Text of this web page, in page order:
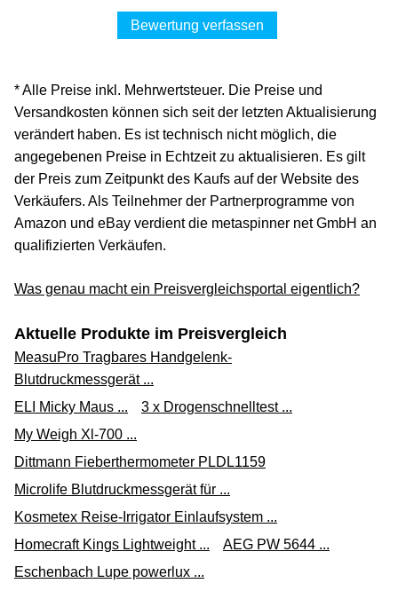
Bewertung verfassen
* Alle Preise inkl. Mehrwertsteuer. Die Preise und
Versandkosten können sich seit der letzten Aktualisierung
verändert haben. Es ist technisch nicht möglich, die
angegebenen Preise in Echtzeit zu aktualisieren. Es gilt
der Preis zum Zeitpunkt des Kaufs auf der Website des
Verkäufers. Als Teilnehmer der Partnerprogramme von
Amazon und eBay verdient die metaspinner net GmbH an
qualifizierten Verkäufen.
Was genau macht ein Preisvergleichsportal eigentlich?
Aktuelle Produkte im Preisvergleich
MeasuPro Tragbares Handgelenk-
Blutdruckmessgerät ...
ELI Micky Maus ...
3 x Drogenschnelltest ...
My Weigh Xl-700 ...
Dittmann Fieberthermometer PLDL1159
Microlife Blutdruckmessgerät für ...
Kosmetex Reise-Irrigator Einlaufsystem ...
Homecraft Kings Lightweight ...
AEG PW 5644 ...
Eschenbach Lupe powerlux ...